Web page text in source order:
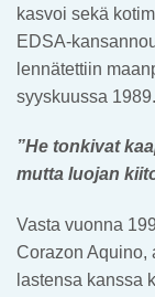
kasvoi sekä
EDSA-
lennätettiin
syyskuussa 1989.
”He tonkivat
mutta luojan
Vasta vuonna
Corazon Aquino,
lastensa kanssa